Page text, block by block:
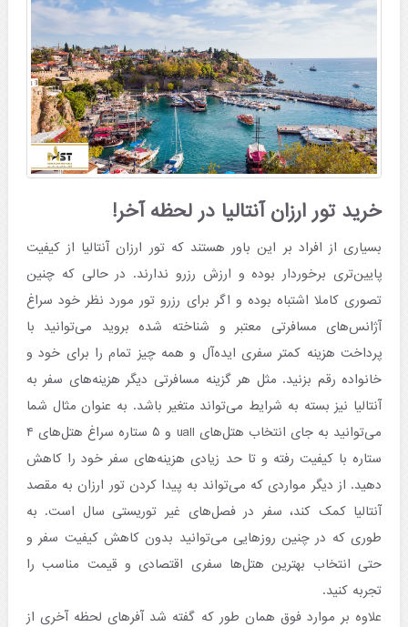
خرید تور ارزان آنتالیا در لحظه آخر!
بسیاری از افراد بر این باور هستند که تور ارزان آنتالیا از کیفیت
پایین‌تری برخوردار بوده و ارزش رزرو ندارند. در حالی که چنین
تصوری کاملا اشتباه بوده و اگر برای رزرو تور مورد نظر خود سراغ
آژانس‌های مسافرتی معتبر و شناخته شده بروید می‌توانید با
پرداخت هزینه کمتر سفری ایده‌آل و همه چیز تمام را برای خود و
خانواده رقم بزنید. مثل هر گزینه مسافرتی دیگر هزینه‌های سفر به
آنتالیا نیز بسته به شرایط می‌تواند متغیر باشد. به عنوان مثال شما
می‌توانید به جای انتخاب هتل‌های uall و ۵ ستاره سراغ هتل‌های ۴
ستاره با کیفیت رفته و تا حد زیادی هزینه‌های سفر خود را کاهش
دهید. از دیگر مواردی که می‌تواند به پیدا کردن تور ارزان به مقصد
آنتالیا کمک کند، سفر در فصل‌های غیر توریستی سال است. به
طوری که در چنین روزهایی می‌توانید بدون کاهش کیفیت سفر و
حتی انتخاب بهترین هتل‌ها سفری اقتصادی و قیمت مناسب را
تجربه کنید.
علاوه بر موارد فوق همان طور که گفته شد آفرهای لحظه آخری از